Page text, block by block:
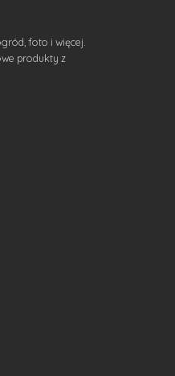
foto i więcej.
produkty z